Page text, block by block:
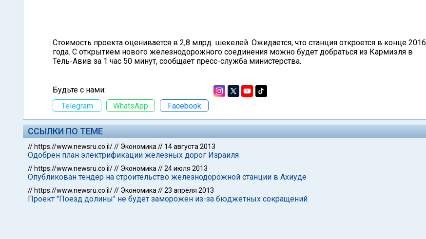
Стоимость проекта оценивается в 2,8 млрд. шекелей. Ожидается, что станция откроется в конце 2016
года. С открытием нового железнодорожного соединения можно будет добраться из Кармиэля в
Тель-Авив за 1 час 50 минут, сообщает пресс-служба министерства.
Будьте с нами:
Telegram
WhatsApp Facebook
ССЫЛКИ ПО ТЕМЕ
// https://www.newsru.co.il/// Экономика // 14 августа 2013
Одобрен план электрификации железных дорог Израиля
// https://www.newsru.co.il/// Экономика //24 июля 2013
Опубликован тендер на строительство железнодорожной станции в Ахиуде
// https://www.newsru.co.il/// Экономика //23 апреля 2013
Проект "Поезд долины" не будет заморожен из-за бюджетных сокращений